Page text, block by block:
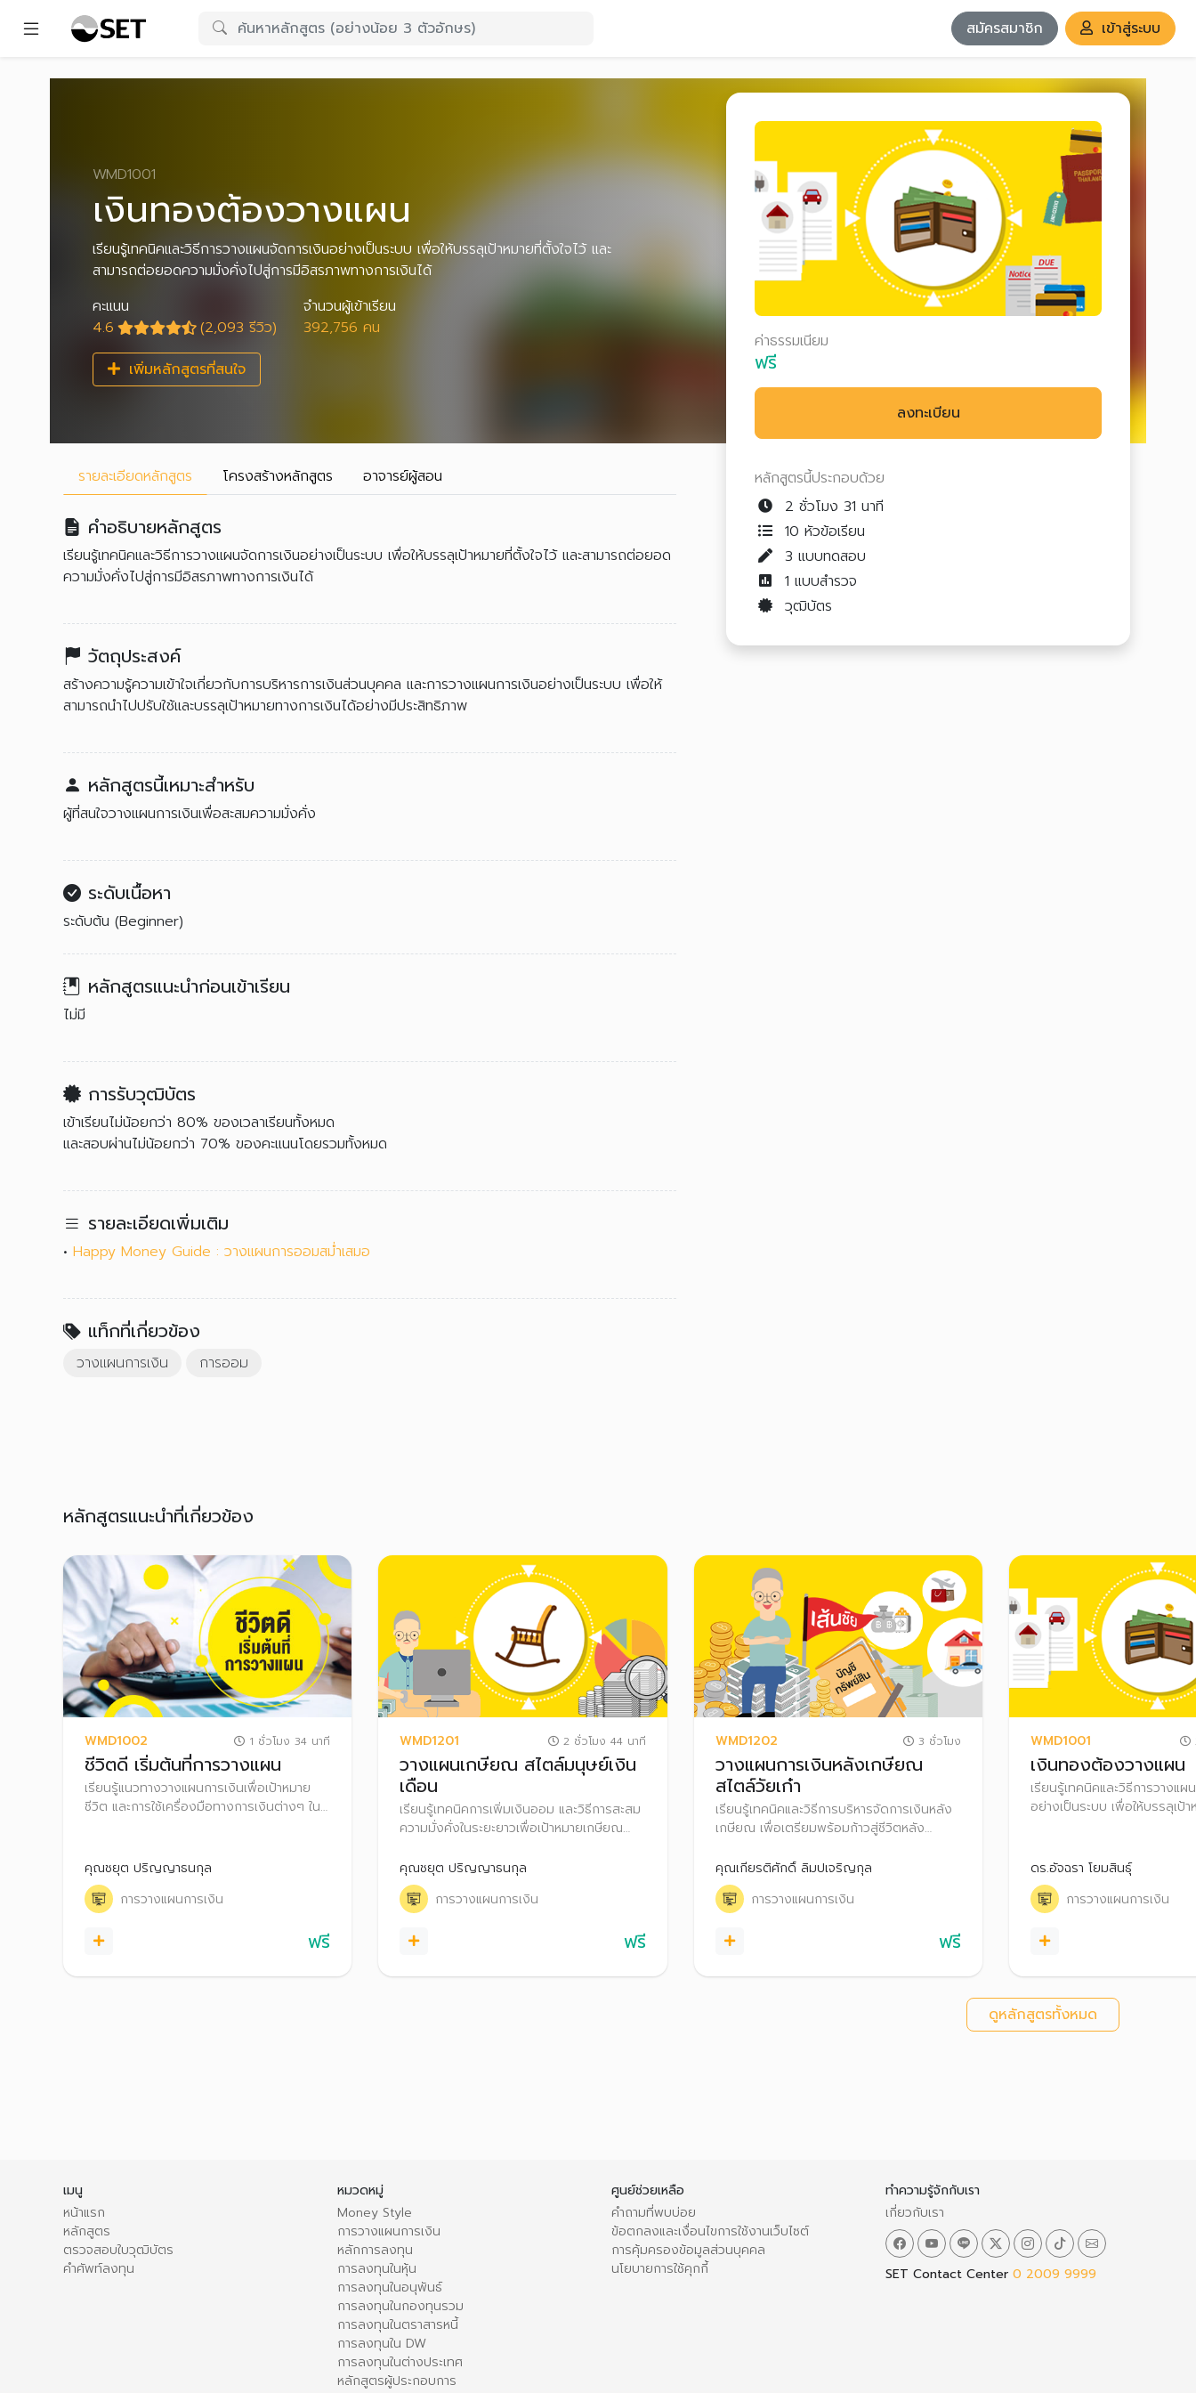
สมัครสมาชิก เข้าสู่ระบบ
WMD1001
เงินทองต้องวางแผน
เรียนรู้เทคนิคและวิธีการวางแผนจัดการเงินอย่างเป็นระบบ เพื่อให้บรรลุเป้าหมายที่ตั้งใจไว้ และ
สามารถต่อยอดความมั่งคั่งไปสู่การมีอิสรภาพทางการเงินได้
คะแนน
4.6
(2,093 รีวิว)
จำนวนผู้เข้าเรียน
392,756 คน
เพิ่มหลักสูตรที่สนใจ
ค่าธรรมเนียม
ฟรี
ลงทะเบียน
หลักสูตรนี้ประกอบด้วย
2 ชั่วโมง 31 นาที
10 หัวข้อเรียน
3 แบบทดสอบ
1 แบบสำรวจ
วุฒิบัตร
รายละเอียดหลักสูตร โครงสร้างหลักสูตร อาจารย์ผู้สอน
คำอธิบายหลักสูตร
เรียนรู้เทคนิคและวิธีการวางแผนจัดการเงินอย่างเป็นระบบ เพื่อให้บรรลุเป้าหมายที่ตั้งใจไว้ และสามารถต่อยอด
ความมั่งคั่งไปสู่การมีอิสรภาพทางการเงินได้
วัตถุประสงค์
สร้างความรู้ความเข้าใจเกี่ยวกับการบริหารการเงินส่วนบุคคล และการวางแผนการเงินอย่างเป็นระบบ เพื่อให้
สามารถนำไปปรับใช้และบรรลุเป้าหมายทางการเงินได้อย่างมีประสิทธิภาพ
หลักสูตรนี้เหมาะสำหรับ
ผู้ที่สนใจวางแผนการเงินเพื่อสะสมความมั่งคั่ง
ระดับเนื้อหา
ระดับต้น (Beginner)
หลักสูตรแนะนำก่อนเข้าเรียน
ไม่มี
การรับวุฒิบัตร
เข้าเรียนไม่น้อยกว่า 80% ของเวลาเรียนทั้งหมด
และสอบผ่านไม่น้อยกว่า 70% ของคะแนนโดยรวมทั้งหมด
รายละเอียดเพิ่มเติม
• Happy Money Guide : วางแผนการออมสม่ำเสมอ
แท็กที่เกี่ยวข้อง
วางแผนการเงิน การออม
หลักสูตรแนะนำที่เกี่ยวข้อง
WMD1002 1 ชั่วโมง 34 นาที
ชีวิตดี เริ่มต้นที่การวางแผน
เรียนรู้แนวทางวางแผนการเงินเพื่อเป้าหมาย
ชีวิต และการใช้เครื่องมือทางการเงินต่างๆ ใน
คุณชยุต ปริญญาธนกุล
การวางแผนการเงิน
ฟรี
WMD1201 2 ชั่วโมง 44 นาที
วางแผนเกษียณ สไตล์มนุษย์เงิน
เดือน
เรียนรู้เทคนิคการเพิ่มเงินออม และวิธีการสะสม
ความมั่งคั่งในระยะยาวเพื่อเป้าหมายเกษียณ
คุณชยุต ปริญญาธนกุล
การวางแผนการเงิน
ฟรี
WMD1202 3 ชั่วโมง
วางแผนการเงินหลังเกษียณ
สไตล์วัยเก๋า
เรียนรู้เทคนิคและวิธีการบริหารจัดการเงินหลัง
เกษียณ เพื่อเตรียมพร้อมก้าวสู่ชีวิตหลัง
คุณเกียรติศักดิ์ ลิมปเจริญกุล
การวางแผนการเงิน
ฟรี
WMD1001
เงินทองต้องวางแผน
เรียนรู้เทคนิคและวิธีการวางแผ
อย่างเป็นระบบ เพื่อให้บรรลุเป้
ดร.อัจฉรา โยมสินธุ์
การวางแผนการเงิน
ดูหลักสูตรทั้งหมด
เมนู
หน้าแรก
หลักสูตร
ตรวจสอบใบวุฒิบัตร
คำศัพท์ลงทุน
หมวดหมู่
Money Style
การวางแผนการเงิน
หลักการลงทุน
การลงทุนในหุ้น
การลงทุนในอนุพันธ์
การลงทุนในกองทุนรวม
การลงทุนในตราสารหนี้
การลงทุนใน DW
การลงทุนในต่างประเทศ
หลักสูตรผู้ประกอบการ
ศูนย์ช่วยเหลือ
คำถามที่พบบ่อย
ข้อตกลงและเงื่อนไขการใช้งานเว็บไซต์
การคุ้มครองข้อมูลส่วนบุคคล
นโยบายการใช้คุกกี้
ทำความรู้จักกับเรา
เกี่ยวกับเรา
SET Contact Center 0 2009 9999